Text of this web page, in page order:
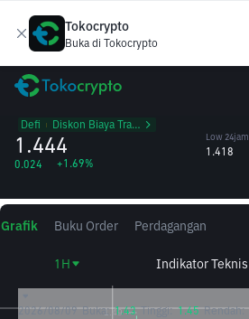
Tokocrypto
Buka di Tokocrypto
CAKE PancakeSwap
Defi ᱾ Diskon Biaya Trading
1.444
0.024 +1.69%
Low 24jam
1.418
Grafik Buku Order Perdagangan
1H Indikator Teknis
2026/08/09 Buka: 1.43 Tinggi: 1.45 Rendah: